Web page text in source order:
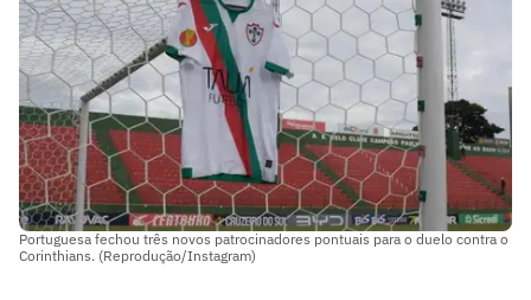
Portuguesa fechou três novos patrocinadores pontuais para o duelo contra o
Corinthians. (Reprodução/Instagram)